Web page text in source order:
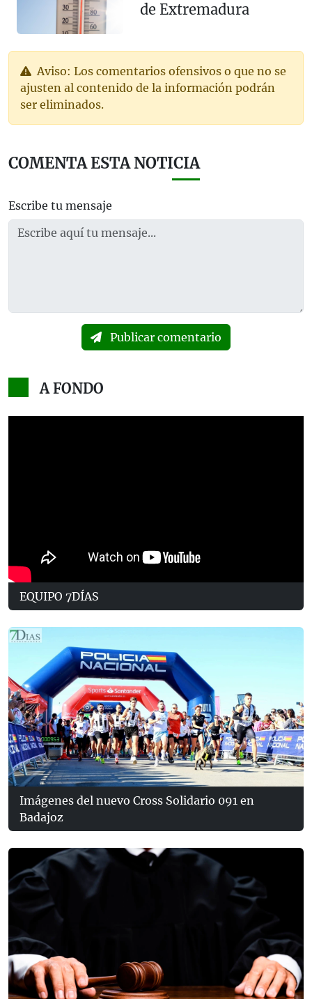
de Extremadura
Aviso: Los comentarios ofensivos o que no se
ajusten al contenido de la información podrán
ser eliminados.
COMENTA ESTA NOTICIA
Escribe tu mensaje
Publicar comentario
A FONDO
EQUIPO 7DÍAS
Imágenes del nuevo Cross Solidario 091 en
Badajoz